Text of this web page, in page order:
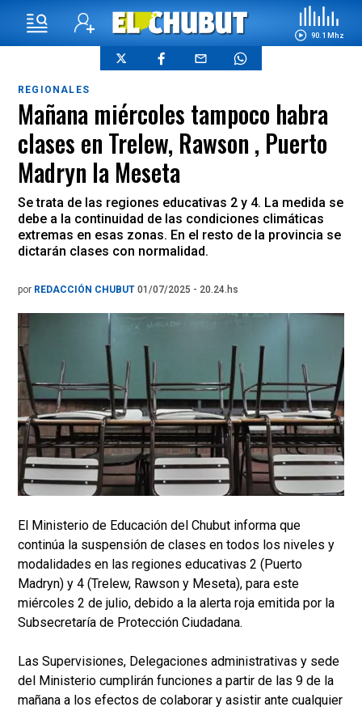
90.1 Mhz
REGIONALES
Mañana miércoles tampoco habra
clases en Trelew, Rawson , Puerto
Madryn la Meseta
Se trata de las regiones educativas 2 y 4. La medida se
debe a la continuidad de las condiciones climáticas
extremas en esas zonas. En el resto de la provincia se
dictarán clases con normalidad.
por REDACCIÓN CHUBUT 01/07/2025 - 20.24.hs
El Ministerio de Educación del Chubut informa que
continúa la suspensión de clases en todos los niveles y
modalidades en las regiones educativas 2 (Puerto
Madryn) y 4 (Trelew, Rawson y Meseta), para este
miércoles 2 de julio, debido a la alerta roja emitida por la
Subsecretaría de Protección Ciudadana.
Las Supervisiones, Delegaciones administrativas y sede
del Ministerio cumplirán funciones a partir de las 9 de la
mañana a los efectos de colaborar y asistir ante cualquier